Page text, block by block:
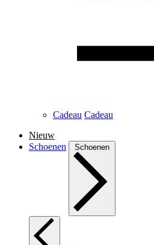
Cadeau Cadeau
Nieuw
Schoenen
Schoenen